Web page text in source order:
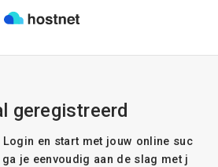
geregistreerd
Login en start met jouw online suc
je eenvoudig aan de slag met j